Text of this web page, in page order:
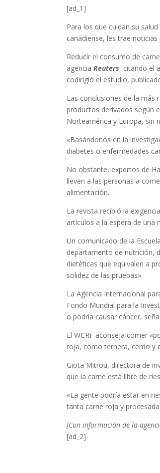
[ad_1]
Para los que cuidan su
canadiense, les trae
Reducir el consumo de
agenciaReuters, citando el
codirigió el estudio,
Las conclusiones de la más
productos derivados según
Norteamérica y Europa, sin
«Basándonos en la
diabetes o enfermedades
No obstante, expertos de
lleven a las personas a
alimentación.
La revista recibió la
artículos a la espera de una
Un comunicado de la
departamento de nutrición,
dietéticas que equivalen a
solidez de las pruebas».
La Agencia Internacional
Fondo Mundial para la
o podría causar cáncer,
El WCRF aconseja comer
roja, como ternera, cerdo y
Giota Mitrou, directora de
que la carne está libre de
«La gente podría estar en
tanta carne roja y
[Con información de la
[ad_2]